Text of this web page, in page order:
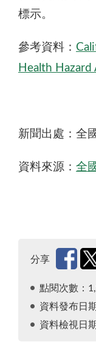
標示。
參考資料：
Health Hazard
新聞出處：全
資料來源： 全
分享
點閱次數：
資料發布日
資料檢視日